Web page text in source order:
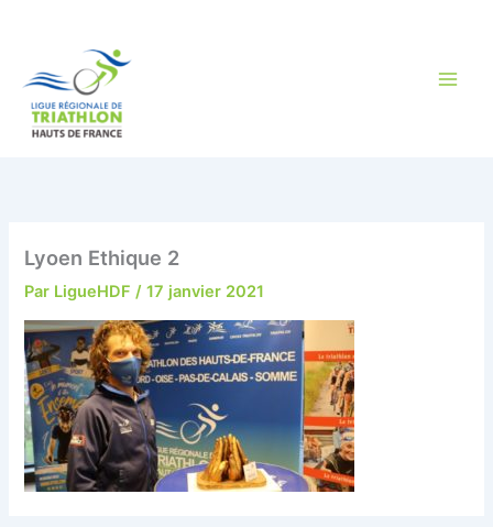
Lyoen Ethique 2
Par LigueHDF/17 janvier 2021